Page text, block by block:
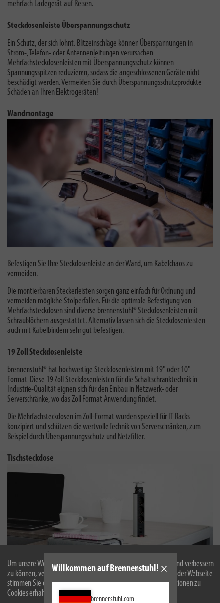
Um unsere Webseite für Sie optimal zu gestalten und fortlaufend verbessern
zu können, verwenden wir Cookies. Durch die weitere Nutzung der Webseite
stimmen Sie der Verwendung von Cookies zu. Weitere Informationen zu
Cookies erhalten Sie in unserer
Willkommen auf Brennenstuhl!
brennenstuhl.com
mehrfach Ladegerät auf Reisen.
Steckdosenleiste Überspannungsschutz
Ein Schutz, der sich lohnt. Blitzeinschläge können Überspannungen in
Strom-, Telefon- oder Antennenleitungen verursachen.
Mehrfachsteckdosenleisten mit Überspannungsschutz können
Spannungsspitzen reduzieren, sodass die angeschlossenen Geräte nicht
beschädigt werden. Vermeiden Sie durch Überspannungsschutzprodukte
Schäden an Ihren Elektrogeräten!
Wandmontage
Befestigen Sie Ihre Steckdosenleiste an der Wand, um Kabelchaos zu
vermeiden.
Die montierbaren Steckerleisten sorgen ganz einfach für Ordnung und
vermeiden mögliche Stolperfallen. Für die optimale Befestigung von
Mehrfachsteckdosen sind diverse brennenstuhl® Steckdosenleisten mit
Schraublöchern ausgestattet. Alternativ lassen sich die Steckdosenleisten
auch mit Kabelbindern sehr gut befestigen.
19 Zoll Steckdosenleiste
brennenstuhl® hat hochwertige Steckdosenleisten mit 19" oder 10"
Format. Diese 19 Zoll Steckdosenleisten für die Schaltschranktechnik in
Industrie-Qualität eignen sich für den Einbau in Netzwerk- oder
Serverschränke, wo das Zoll Format Anwendung findet.
Die Mehrfachsteckdosen im Zoll-Format wurden speziell für IT Racks
konzipiert und schützen die wertvolle Technik von Serverschränken, zum
Beispiel durch Überspannungsschutz und Netzfilter.
Tischsteckdose